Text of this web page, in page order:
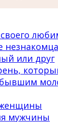
незнакомца
или друг
бывшим
мужчины